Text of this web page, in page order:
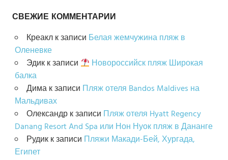
СВЕЖИЕ КОММЕНТАРИИ
Креаклк записи Белая жемчужина пляж в
Оленевке
Эдикк записи
Новороссийск пляж Широкая
балка
Димак записи Пляж отеля Bandos Maldives на
Мальдивах
Олександрк записи Пляж отеля Hyatt Regency
Danang Resort And Spa или Нон Нуок пляж в Дананге
Рудикк записи Пляжи Макади-Бей, Хургада,
Египет